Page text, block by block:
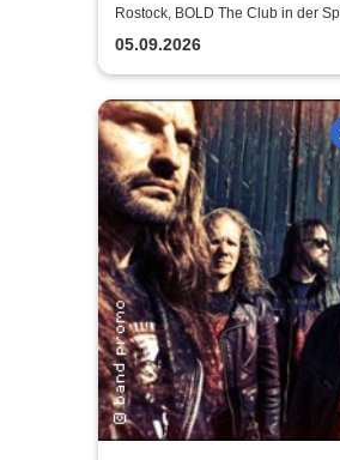
Comedy-Testbühne
The Club
Rostock, BOLD The Club in der
Rostock
05.09.2026